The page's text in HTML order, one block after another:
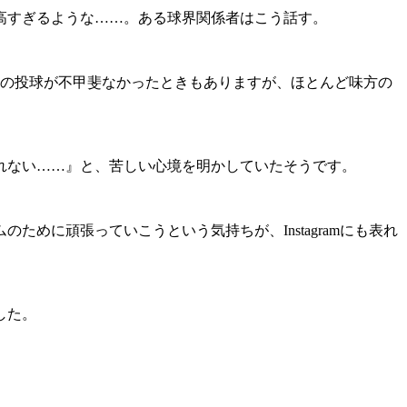
ぎるような……。ある球界関係者はこう話す。
投球が不甲斐なかったときもありますが、ほとんど味方の
い……』と、苦しい心境を明かしていたそうです。
めに頑張っていこうという気持ちが、Instagramにも表れ
。